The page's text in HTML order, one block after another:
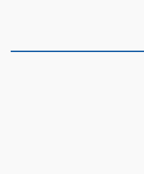
סמים
ונפגעי פעולות